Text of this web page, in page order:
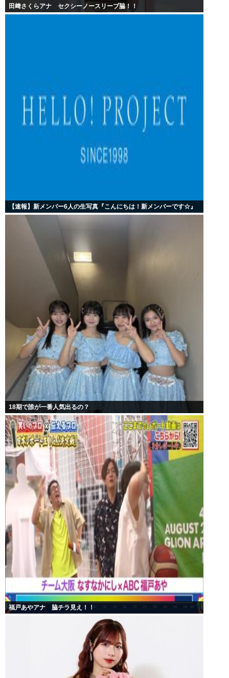
田﨑さくらアナ セクシーノースリーブ脇！！
【速報】新メンバー6人の生写真『こんにちは！新メンバーです☆』
18期で誰が一番人気出るの？
福戸あやアナ 脇チラ見え！！